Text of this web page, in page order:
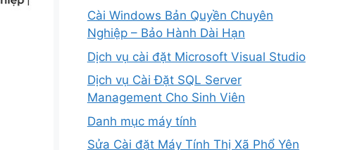
Cài Windows Bản Quyền Chuyên
Nghiệp – Bảo Hành Dài Hạn
Dịch vụ cài đặt Microsoft Visual Studio
Dịch vụ Cài Đặt SQL Server
Management Cho Sinh Viên
Danh mục máy tính
Sửa Cài đặt Máy Tính Thị Xã Phổ Yên